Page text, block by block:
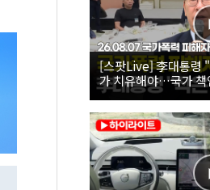
[스팟Live] 李대통령
가 치유해야…국가
26.08.07 국가폭력 피